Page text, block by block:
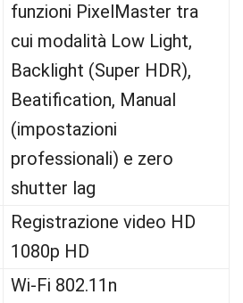
funzioni PixelMaster tra
cui modalità Low Light,
Backlight (Super HDR),
Beatification, Manual
(impostazioni
professionali) e zero
shutter lag
Registrazione video HD
1080p HD
Wi-Fi 802.11n